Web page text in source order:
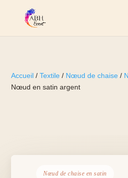
Accueil /Textile / Nœud de chaise /
Nœud en satin argent
Nœud de chaise en satin